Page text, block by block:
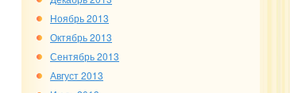
Ноябрь 2013
Октябрь 2013
Сентябрь 2013
Август 2013